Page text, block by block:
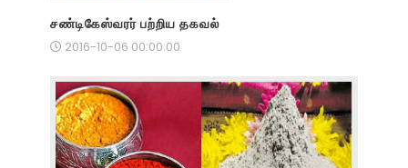
சண்டிகேஸ்வரர் பற்றிய தகவல்
2016-10-06 00:00:00